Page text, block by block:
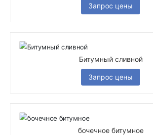
Запрос цены
Битумный сливной
Запрос цены
бочечное битумное